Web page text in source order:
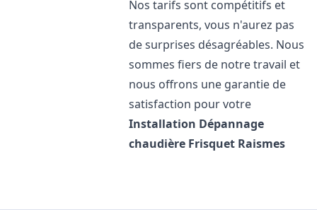
Nos tarifs sont compétitifs et
transparents, vous n'aurez pas
de surprises désagréables. Nous
sommes fiers de notre travail et
nous offrons une garantie de
satisfaction pour votre
Installation Dépannage
chaudière Frisquet Raismes